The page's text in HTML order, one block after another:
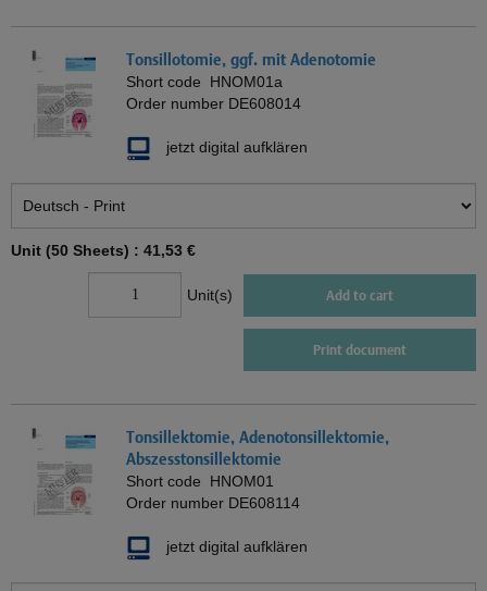
Tonsillotomie, ggf. mit Adenotomie
Short code HNOM01a
Order number DE608014
jetzt digital aufklären
Unit (50 Sheets) : 41,53 €
Unit(s) Add to cart
Print document
Tonsillektomie, Adenotonsillektomie,
Abszesstonsillektomie
Short code HNOM01
Order number DE608114
jetzt digital aufklären